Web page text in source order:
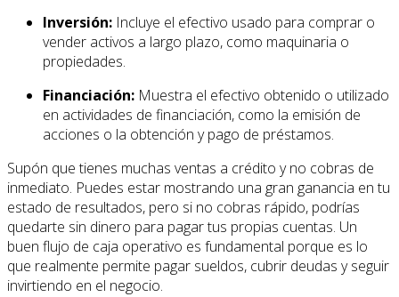
Inversión: Incluye el efectivo usado para comprar o
vender activos a largo plazo, como maquinaria o
propiedades.
Financiación: Muestra el efectivo obtenido o utilizado
en actividades de financiación, como la emisión de
acciones o la obtención y pago de préstamos.
Supón que tienes muchas ventas a crédito y no cobras de
inmediato. Puedes estar mostrando una gran ganancia en tu
estado de resultados, pero si no cobras rápido, podrías
quedarte sin dinero para pagar tus propias cuentas. Un
buen flujo de caja operativo es fundamental porque es lo
que realmente permite pagar sueldos, cubrir deudas y seguir
invirtiendo en el negocio.